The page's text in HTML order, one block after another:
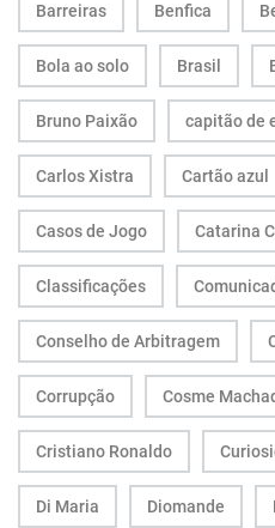
Barreiras Benfica
Bola ao solo Brasil
Bruno Paixão capitão de
Carlos Xistra Cartão azul
Casos de Jogo Catarina
Classificações
Conselho de Arbitragem
Corrupção Cosme
Cristiano Ronaldo
Di Maria Diomande